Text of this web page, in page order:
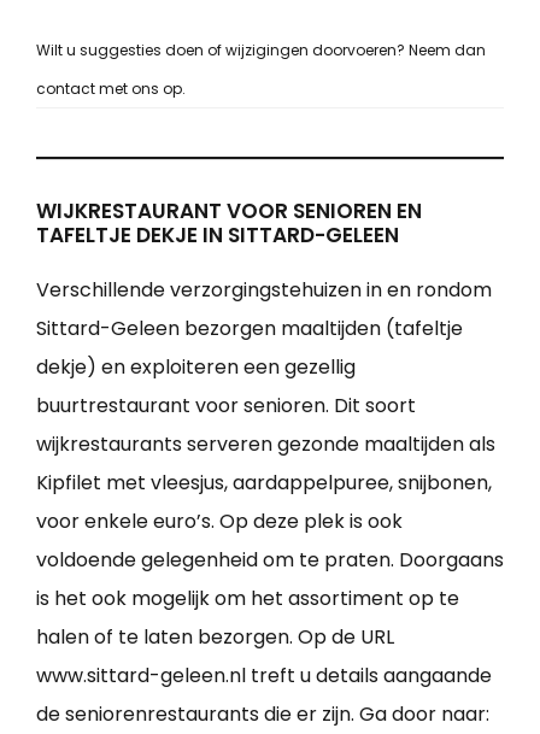
Wilt u suggesties doen of wijzigingen doorvoeren? Neem dan
contact met ons op.
WIJKRESTAURANT VOOR SENIOREN EN
TAFELTJE DEKJE IN SITTARD-GELEEN
Verschillende verzorgingstehuizen in en rondom
Sittard-Geleen bezorgen maaltijden (tafeltje
dekje) en exploiteren een gezellig
buurtrestaurant voor senioren. Dit soort
wijkrestaurants serveren gezonde maaltijden als
Kipfilet met vleesjus, aardappelpuree, snijbonen,
voor enkele euro’s. Op deze plek is ook
voldoende gelegenheid om te praten. Doorgaans
is het ook mogelijk om het assortiment op te
halen of te laten bezorgen. Op de URL
www.sittard-geleen.nl treft u details aangaande
de seniorenrestaurants die er zijn. Ga door naar: